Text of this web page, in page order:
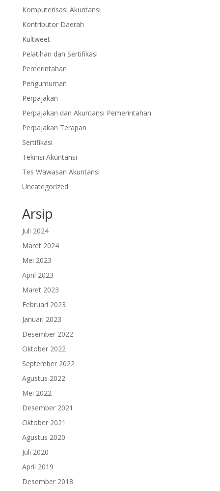
Komputerisasi Akuntansi
Kontributor Daerah
Kultweet
Pelatihan dan Sertifikasi
Pemerintahan
Pengumuman
Perpajakan
Perpajakan dan Akuntansi Pemerintahan
Perpajakan Terapan
Sertifikasi
Teknisi Akuntansi
Tes Wawasan Akuntansi
Uncategorized
Arsip
Juli 2024
Maret 2024
Mei 2023
April 2023
Maret 2023
Februari 2023
Januari 2023
Desember 2022
Oktober 2022
September 2022
Agustus 2022
Mei 2022
Desember 2021
Oktober 2021
Agustus 2020
Juli 2020
April 2019
Desember 2018